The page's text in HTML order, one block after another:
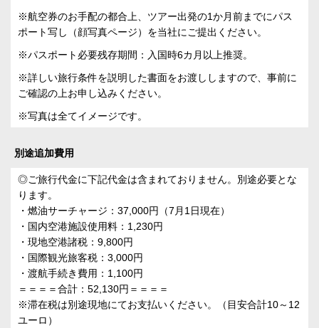
※航空券のお手配の都合上、ツアー出発の1か月前までにパス
ポート写し（顔写真ページ）を当社にご提出ください。
※パスポート必要残存期間：入国時6カ月以上推奨。
※詳しい旅行条件を説明した書面をお渡ししますので、事前に
ご確認の上お申し込みください。
※写真は全てイメージです。
別途追加費用
◎ご旅行代金に下記代金は含まれておりません。別途必要とな
ります。
・燃油サーチャージ：37,000円（7月1日現在）
・国内空港施設使用料：1,230円
・現地空港諸税：9,800円
・国際観光旅客税：3,000円
・渡航手続き費用：1,100円
＝＝＝＝合計：52,130円＝＝＝＝
※滞在税は別途現地にてお支払いください。（目安合計10～12
ユーロ）